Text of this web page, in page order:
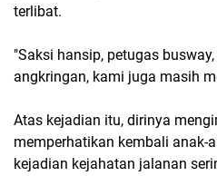
terlibat.
"Saksi hansip, petugas
angkringan, kami juga masih
Atas kejadian itu, dirinya
memperhatikan kembali anak-
kejadian kejahatan jalanan